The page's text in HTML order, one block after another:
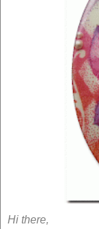
Hi there,